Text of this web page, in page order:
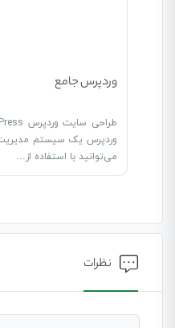
وردپرس جامع
وردپرس یک سیستم
می‌توانید با استفاده از…
نظرات